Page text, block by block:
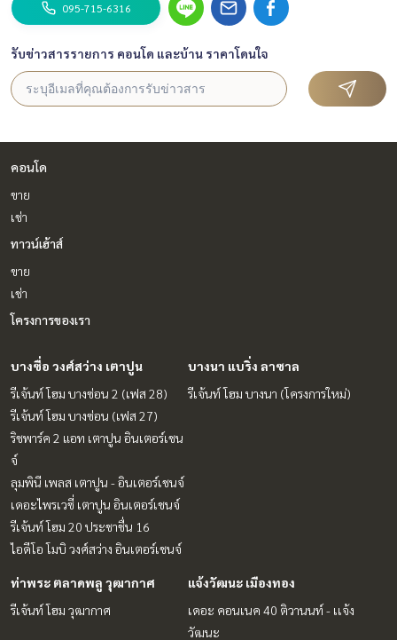
095-715-6316
รับข่าวสารรายการ คอนโด และบ้าน ราคาโดนใจ
คอนโด
ขาย
เช่า
ทาวน์เฮ้าส์
ขาย
เช่า
โครงการของเรา
บางซื่อ วงศ์สว่าง เตาปูน
รีเจ้นท์ โฮม บางซ่อน 2 (เฟส 28)
รีเจ้นท์ โฮม บางซ่อน (เฟส 27)
ริชพาร์ค 2 แอท เตาปูน อินเตอร์เชน
จ์
ลุมพินี เพลส เตาปูน - อินเตอร์เชนจ์
เดอะไพรเวซี่ เตาปูน อินเตอร์เชนจ์
รีเจ้นท์ โฮม 20 ประชาชื่น 16
ไอดีโอ โมบิ วงศ์สว่าง อินเตอร์เชนจ์
บางนา แบริ่ง ลาซาล
รีเจ้นท์ โฮม บางนา (โครงการใหม่)
ท่าพระ ตลาดพลู วุฒากาศ
รีเจ้นท์ โฮม วุฒากาศ
แจ้งวัฒนะ เมืองทอง
เดอะ คอนเนค 40 ติวานนท์ - เเจ้ง
วัฒนะ